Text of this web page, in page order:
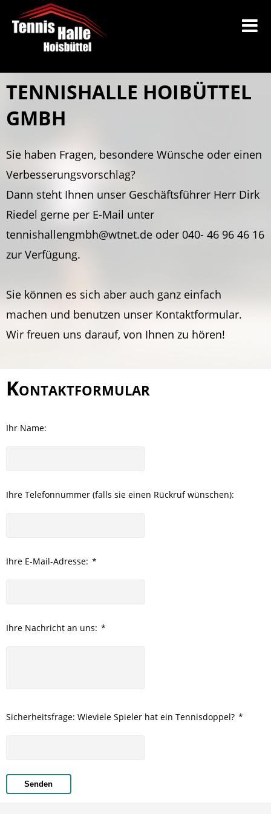
TENNISHALLE HOIBÜTTEL
GMBH
Sie haben Fragen, besondere Wünsche oder einen
Verbesserungsvorschlag?
Dann steht Ihnen unser Geschäftsführer Herr Dirk
Riedel gerne per E-Mail unter
tennishallengmbh@wtnet.de oder 040- 46 96 46 16
zur Verfügung.
Sie können es sich aber auch ganz einfach
machen und benutzen unser Kontaktformular.
Wir freuen uns darauf, von Ihnen zu hören!
Kontaktformular
Ihr Name:
Ihre Telefonnummer (falls sie einen Rückruf wünschen):
Ihre E-Mail-Adresse: *
Ihre Nachricht an uns: *
Sicherheitsfrage: Wieviele Spieler hat ein Tennisdoppel? *
Senden